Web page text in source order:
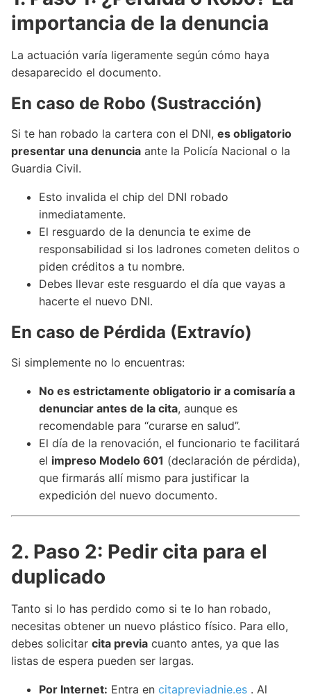
importancia de la denuncia
La actuación varía ligeramente según cómo haya
desaparecido el documento.
En caso de Robo (Sustracción)
Si te han robado la cartera con el DNI, es obligatorio
presentar una denuncia ante la Policía Nacional o la
Guardia Civil.
Esto invalida el chip del DNI robado
inmediatamente.
El resguardo de la denuncia te exime de
responsabilidad si los ladrones cometen delitos o
piden créditos a tu nombre.
Debes llevar este resguardo el día que vayas a
hacerte el nuevo DNI.
En caso de Pérdida (Extravío)
Si simplemente no lo encuentras:
No es estrictamente obligatorio ir a comisaría a
denunciar antes de la cita, aunque es
recomendable para “curarse en salud”.
El día de la renovación, el funcionario te facilitará
el impreso Modelo 601 (declaración de pérdida),
que firmarás allí mismo para justificar la
expedición del nuevo documento.
2. Paso 2: Pedir cita para el
duplicado
Tanto si lo has perdido como si te lo han robado,
necesitas obtener un nuevo plástico físico. Para ello,
debes solicitar cita previa cuanto antes, ya que las
listas de espera pueden ser largas.
Por Internet: Entra en citapreviadnie.es . Al